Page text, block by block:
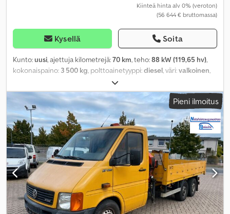
Kiinteä hinta alv 0% (veroton)
(56 644 € bruttomassa)
Kysellä Soita
Kunto:uusi, ajettuja kilometrejä:70 km, teho:88 kW (119,65 hv),
kokonaispaino: 3 500 kg, polttoainetyyppi:diesel, väri:valkoinen,
, istuimien määrä:
elektroninen ajonvakautusjärjestelmä (ESP), ilmastointi,
keskuslukitus, noesuodatin, Pieni ilmoitus